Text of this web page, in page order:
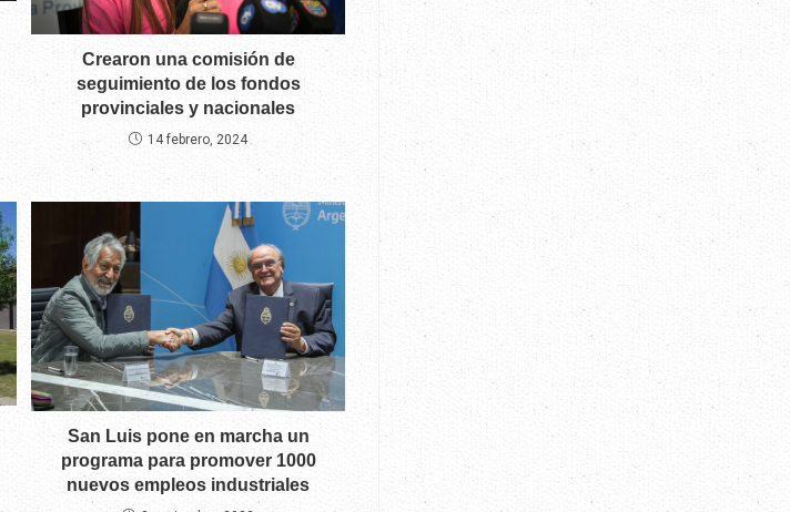
Crearon una comisión de
seguimiento de los fondos
provinciales y nacionales
14 febrero, 2024
San Luis pone en marcha un
programa para promover 1000
nuevos empleos industriales